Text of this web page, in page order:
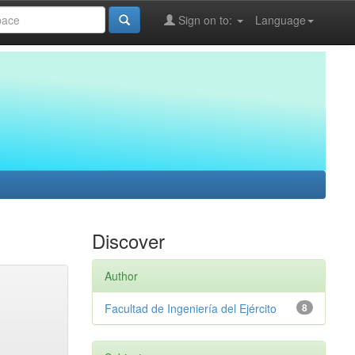
Language
Sign on to:
Discover
Author
8
Facultad de Ingeniería del Ejército